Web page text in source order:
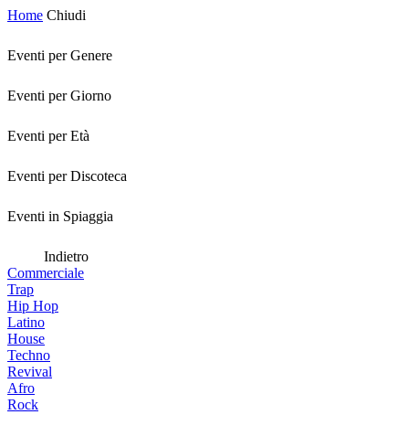
Home Chiudi
Eventi per Genere
Eventi per Giorno
Eventi per Età
Eventi per Discoteca
Eventi in Spiaggia
Indietro
Commerciale
Trap
Hip Hop
Latino
House
Techno
Revival
Afro
Rock